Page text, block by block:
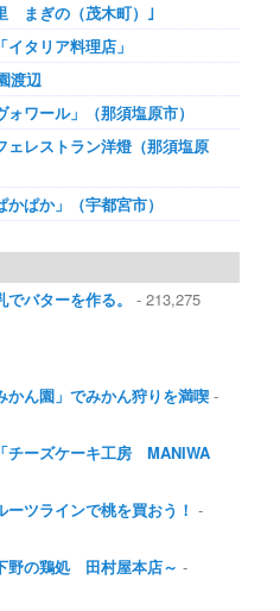
まぎの（茂木町）｣
タリア料理店」
渡辺
ワール」（那須塩原市）
レストラン洋燈（那須塩原
ぱか」（宇都宮市）
バターを作る。
- 213,275
ん園」でみかん狩りを満喫 -
チーズケーキ工房 MANIWA
ツラインで桃を買おう！ -
野の鶏処 田村屋本店～ -